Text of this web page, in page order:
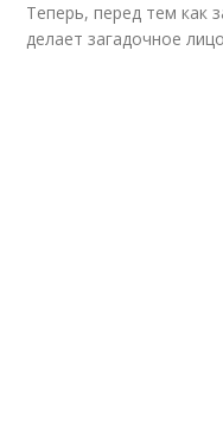
Теперь, перед тем как
делает загадочное